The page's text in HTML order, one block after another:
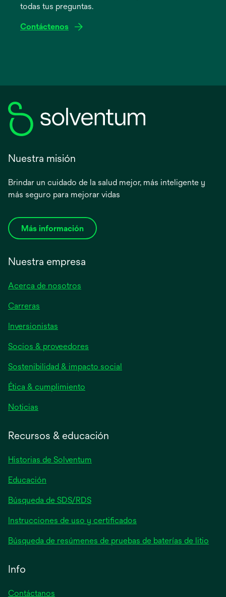
pestaña
todas tus preguntas.
Contáctenos
Nuestra misión
Brindar un cuidado de la salud mejor, más inteligente y
más seguro para mejorar vidas
Más información
Nuestra empresa
Acerca de nosotros
Carreras
Inversionistas
en
una
pestaña
nueva
Socios & proveedores
Sostenibilidad & impacto social
Ética & cumplimiento
Noticias
pestaña
Recursos & educación
Historias de Solventum
Educación
Búsqueda de SDS/RDS
Instrucciones de uso y certificados
Búsqueda de resúmenes de pruebas de baterías de litio
Info
Contáctanos